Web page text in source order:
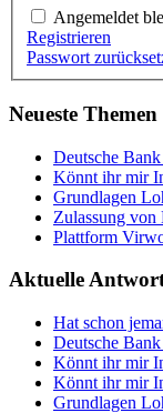
Angemeldet
Registrieren
Passwort
Neueste Themen
Deutsche
Könnt ihr mir
Grundlagen
Zulassung
Plattform
Aktuelle
Hat schon
Deutsche
Könnt ihr mir
Könnt ihr mir
Grundlagen